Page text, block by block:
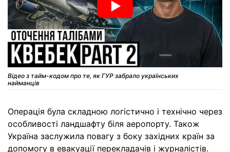
Відео з тайм-кодом про те, як ГУР забрало українських
найманців
Операція була складною логістично і технічно через
особливості ландшафту біля аеропорту. Також
Україна заслужила повагу з боку західних країн за
допомогу в евакуації перекладачів і журналістів.